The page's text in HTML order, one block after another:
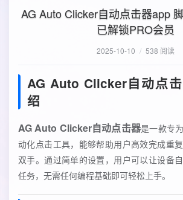
AG Auto Clicker自动点击器app
已解锁PRO会员
2025-10-10 / 538 阅读
AG Auto Clicker自动点
绍
AG Auto Clicker自动点击器是一款专
动化点击工具，能够帮助用户高效完成重
双手。通过简单的设置，用户可以让设备
任务，无需任何编程基础即可轻松上手。